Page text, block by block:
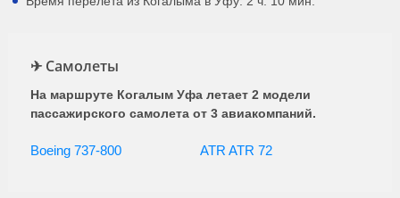
29 августа, 2, 5, 6, 7, 10,
ЮТэйр
20:00
КрасАвиа
(KV 9410)
21:00 23:40 2ч. 40мин. 19 августа, 19 сентября
✈ Самолеты
На маршруте Когалым Уфа летает 2 модели
пассажирского самолета от 3 авиакомпаний.
Boeing 737-800 ATR ATR 72